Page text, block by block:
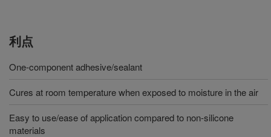
利点
One-component adhesive/sealant
Cures at room temperature when exposed to moisture in the air
Easy to use/ease of application compared to non-silicone
materials